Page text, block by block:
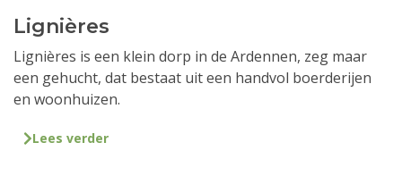
Lignières
Lignières is een klein dorp in de Ardennen, zeg maar
een gehucht, dat bestaat uit een handvol boerderijen
en woonhuizen.
Lees verder